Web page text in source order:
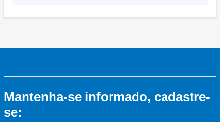
Mantenha-se informado, cadastre-
se: